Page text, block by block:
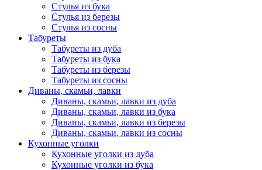
Стулья из бука
Стулья из березы
Стулья из сосны
Табуреты
Табуреты из дуба
Табуреты из бука
Табуреты из березы
Табуреты из сосны
Диваны, скамьи, лавки
Диваны, скамьи, лавки из дуба
Диваны, скамьи, лавки из бука
Диваны, скамьи, лавки из березы
Диваны, скамьи, лавки из сосны
Кухонные уголки
Кухонные уголки из дуба
Кухонные уголки из бука